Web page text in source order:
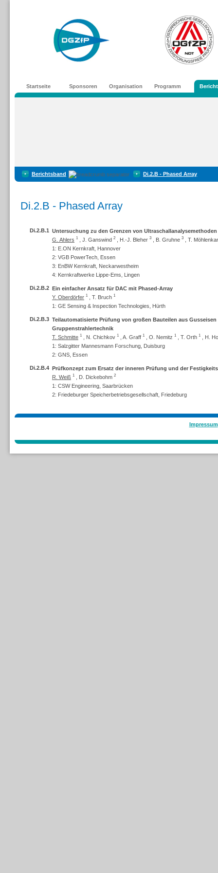
Startseite Sponsoren Organisation Programm
Berichtsband Di.2.B - Phased Array
Di.2.B - Phased Array
Di.2.B.1 Untersuchung zu den Grenzen von
G. Ahlers 1 J. Ganswind 2 H.-J. Bleher 3 B. Gruhne 3
T.
1: E.ON Kernkraft, Hannover
2: VGB PowerTech, Essen
3: EnBW Kernkraft, Neckarwestheim
4: Kernkraftwerke Lippe-Ems, Lingen
Di.2.B.2 Ein einfacher Ansatz für DAC mit Phased-Array
Y. Oberdörfer 1 T. Bruch 1
1: GE Sensing & Inspection Technologies, Hürth
Di.2.B.3 Teilautomatisierte Prüfung von großen Bauteilen aus
Gruppenstrahlertechnik
T. Schmitte 1 N. Chichkov 1 A. Graff 1 O. Nemitz 1 T. Orth 1
H.
1: Salzgitter Mannesmann Forschung, Duisburg
2: GNS, Essen
Di.2.B.4 Prüfkonzept zum Ersatz der inneren Prüfung und der
R. Weiß 1 D. Dickebohm 2
1: CSW Engineering, Saarbrücken
2: Friedeburger Speicherbetriebsgesellschaft, Friedeburg
Impressum